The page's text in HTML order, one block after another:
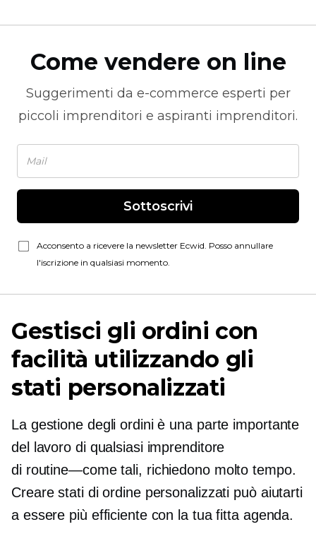
Come vendere on line
Suggerimenti da e-commerce esperti per
piccoli imprenditori e aspiranti imprenditori.
Sottoscrivi
Acconsento a ricevere la newsletter Ecwid. Posso annullare
l'iscrizione in qualsiasi momento.
Gestisci gli ordini con
facilità utilizzando gli
stati personalizzati
La gestione degli ordini è una parte importante
del lavoro di qualsiasi imprenditore
di routine—cometali, richiedono molto tempo.
Creare stati di ordine personalizzati può aiutarti
a essere più efficiente con la tua fitta agenda.